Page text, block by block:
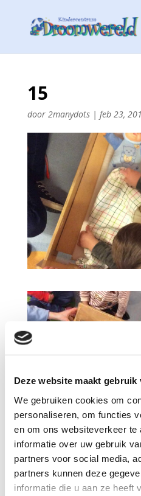
Deze website maakt gebruik
We gebruiken cookies om
personaliseren, om functies
en om ons websiteverkeer
informatie over uw gebruik
partners voor social media,
partners kunnen deze
informatie die u aan ze heeft
15
door 2manydots| feb 23,